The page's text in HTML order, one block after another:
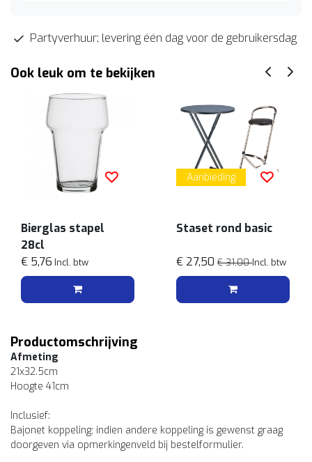
Partyverhuur; levering één dag voor de gebruikersdag
Ook leuk om te bekijken
Bierglas stapel
28cl
€ 5,76 Incl. btw
Aanbieding
Staset rond basic
€ 27,50 € 31,00Incl. btw
Productomschrijving
Afmeting
21x32.5cm
Hoogte 41cm
Inclusief:
Bajonet koppeling; indien andere koppeling is gewenst graag
doorgeven via opmerkingenveld bij bestelformulier.